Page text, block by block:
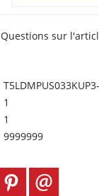
Questions sur
1
1
9999999